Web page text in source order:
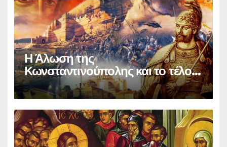
Η Άλωση της
Κωνσταντινούπολης και το τέλος
του Βυζαντίου